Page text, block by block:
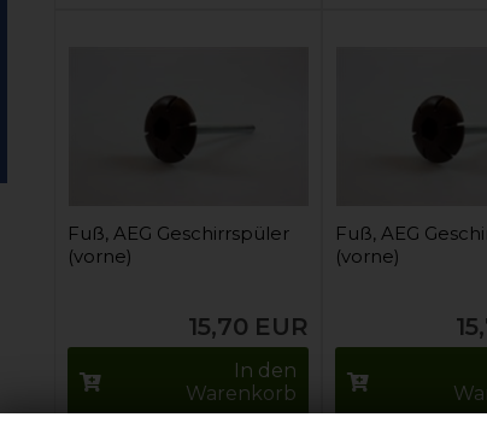
Fuß, AEG Geschirrspüler
(vorne)
15,70 EUR
In den
Warenkorb
Fuß, AEG
(vorne)